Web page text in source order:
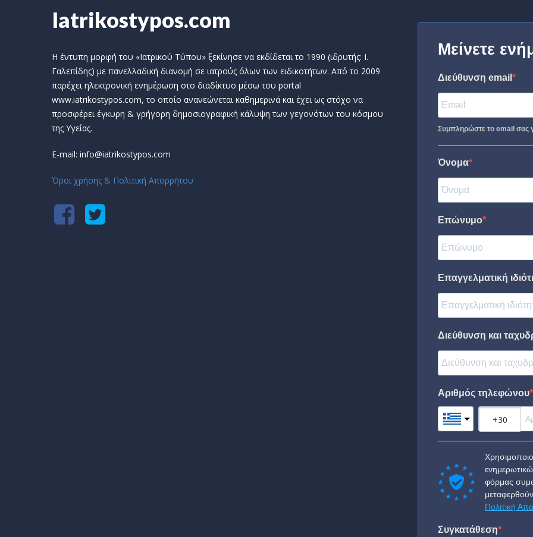
Iatrikostypos.com
Η έντυπη μορφή του «Ιατρικού Τύπου» ξεκίνησε να εκδίδεται το 1990 (ιδρυτής: Ι.
Γαλεπίδης) με πανελλαδική διανομή σε ιατρούς όλων των ειδικοτήτων. Από το 2009
παρέχει ηλεκτρονική ενημέρωση στο διαδίκτυο μέσω του portal
www.iatrikostypos.com, το οποίο ανανεώνεται καθημερινά και έχει ως στόχο να
προσφέρει έγκυρη & γρήγορη δημοσιογραφική κάλυψη των γεγονότων του κόσμου
της Υγείας.
E-mail: info@iatrikostypos.com
Όροι χρήσης & Πολιτική Απορρήτου
Μείνετε
Διεύθυνση email
Συμπληρώστε το email σας
Όνομα
Επώνυμο
Επαγγελματική
Διεύθυνση και
Αριθμός τηλεφώνου
φόρμας
Πολιτική
Συγκατάθεση